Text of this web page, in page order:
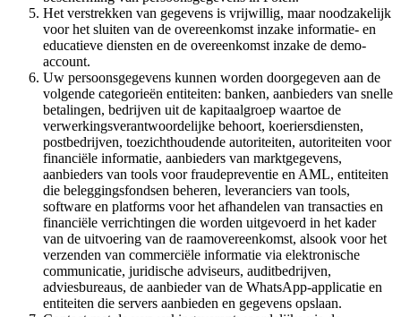
Het verstrekken van gegevens is vrijwillig, maar noodzakelijk
voor het sluiten van de overeenkomst inzake informatie- en
educatieve diensten en de overeenkomst inzake de demo-
account.
Uw persoonsgegevens kunnen worden doorgegeven aan de
volgende categorieën entiteiten: banken, aanbieders van snelle
betalingen, bedrijven uit de kapitaalgroep waartoe de
verwerkingsverantwoordelijke behoort, koeriersdiensten,
postbedrijven, toezichthoudende autoriteiten, autoriteiten voor
financiële informatie, aanbieders van marktgegevens,
aanbieders van tools voor fraudepreventie en AML, entiteiten
die beleggingsfondsen beheren, leveranciers van tools,
software en platforms voor het afhandelen van transacties en
financiële verrichtingen die worden uitgevoerd in het kader
van de uitvoering van de raamovereenkomst, alsook voor het
verzenden van commerciële informatie via elektronische
communicatie, juridische adviseurs, auditbedrijven,
adviesbureaus, de aanbieder van de WhatsApp-applicatie en
entiteiten die servers aanbieden en gegevens opslaan.